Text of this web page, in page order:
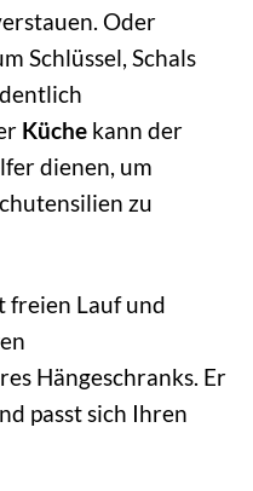
Oder
Schlüssel, Schals
Küche kann der
dienen, um
zu
freien Lauf und
Hängeschranks. Er
passt sich Ihren